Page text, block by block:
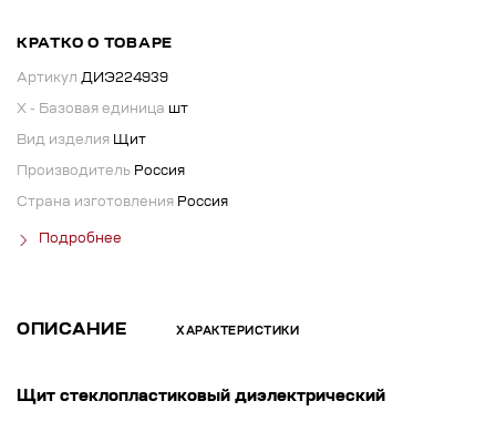
КРАТКО О ТОВАРЕ
Артикул ДИЭ224939
X - Базовая единица шт
Вид изделия Щит
Производитель Россия
Страна изготовления Россия
Подробнее
ОПИСАНИЕ ХАРАКТЕРИСТИКИ
Щит стеклопластиковый диэлектрический